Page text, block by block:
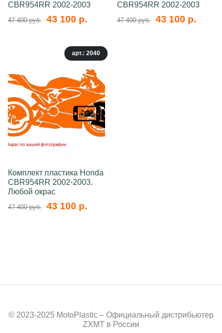
CBR954RR 2002-2003
47 400 руб. 43 100 р.
CBR954RR 2002-2003
47 400 руб. 43 100 р.
арт.: 2040
Комплект пластика Honda
CBR954RR 2002-2003.
Любой окрас
47 400 руб. 43 100 р.
© 2023-2025 MotoPlastic – Официальный дистрибьютер
ZXMT в России